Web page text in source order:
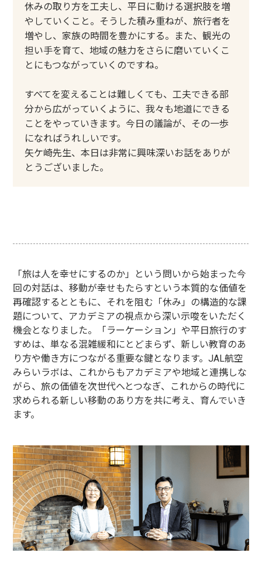
休みの取り方を工夫し、平日に動ける選択肢を増
やしていくこと。そうした積み重ねが、旅行者を
増やし、家族の時間を豊かにする。また、観光の
担い手を育て、地域の魅力をさらに磨いていくこ
とにもつながっていくのですね。
すべてを変えることは難しくても、工夫できる部
分から広がっていくように、我々も地道にできる
ことをやっていきます。今日の議論が、その一歩
になればうれしいです。
矢ケ崎先生、本日は非常に興味深いお話をありが
とうございました。
「旅は人を幸せにするのか」という問いから始まった今
回の対話は、移動が幸せもたらすという本質的な価値を
再確認するとともに、それを阻む「休み」の構造的な課
題について、アカデミアの視点から深い示唆をいただく
機会となりました。「ラーケーション」や平日旅行のす
すめは、単なる混雑緩和にとどまらず、新しい教育のあ
り方や働き方につながる重要な鍵となります。JAL航空
みらいラボは、これからもアカデミアや地域と連携しな
がら、旅の価値を次世代へとつなぎ、これからの時代に
求められる新しい移動のあり方を共に考え、育んでいき
ます。